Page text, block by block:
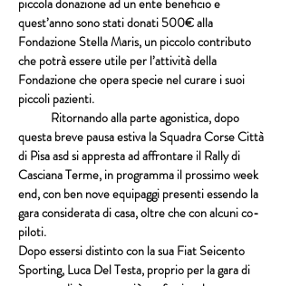
piccola donazione ad un ente beneficio e
quest’anno sono stati donati 500€ alla
Fondazione Stella Maris, un piccolo contributo
che potrà essere utile per l’attività della
Fondazione che opera specie nel curare i suoi
piccoli pazienti.
Ritornando alla parte agonistica, dopo
questa breve pausa estiva la Squadra Corse Città
di Pisa asd si appresta ad affrontare il Rally di
Casciana Terme, in programma il prossimo week
end, con ben nove equipaggi presenti essendo la
gara considerata di casa, oltre che con alcuni co-
piloti.
Dopo essersi distinto con la sua Fiat Seicento
Sporting, Luca Del Testa, proprio per la gara di